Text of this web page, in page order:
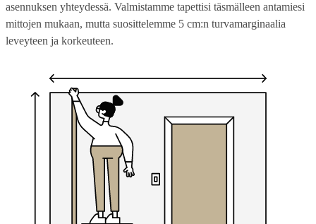
asennuksen yhteydessä. Valmistamme tapettisi täsmälleen antamiesi
mittojen mukaan, mutta suosittelemme 5 cm:n turvamarginaalia
leveyteen ja korkeuteen.